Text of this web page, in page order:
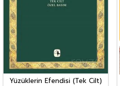
Yüzüklerin Efendisi (Tek Cilt)